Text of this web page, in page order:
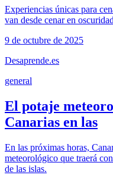
Experiencias únicas para
van desde cenar en
9 de octubre de 2025
Desaprende.es
general
El potaje
Canarias en las
En las próximas horas,
meteorológico que traerá
de las islas.